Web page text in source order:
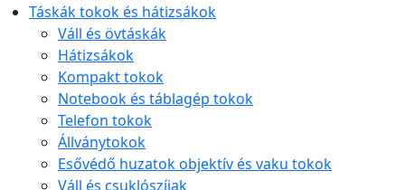
Táskák tokok és hátizsákok
Váll és övtáskák
Hátizsákok
Kompakt tokok
Notebook és táblagép tokok
Telefon tokok
Állványtokok
Esővédő huzatok objektív és vaku tokok
Váll és csuklószíjak